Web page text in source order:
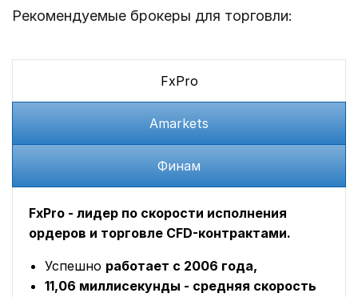
Рекомендуемые брокеры для торговли:
FxPro
Amarkets
Финам
FxPro - лидер по скорости исполнения
ордеров и торговле CFD-контрактами.
Успешно работает с 2006 года,
11,06 миллисекунды - средняя скорость